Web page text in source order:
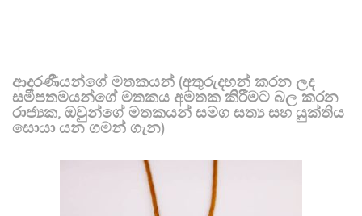
ආදරණීයන්ගේ මතකයන් (අතුරුදහන් කරන ලද
සමීපතමයන්ගේ මතකය අමතක කිරීමට බල කරන
රාජ්‍යක, ඔවුන්ගේ මතකයන් සමග සත්‍ය සහ යුක්තිය
සොයා යන ගමන් ගැන)